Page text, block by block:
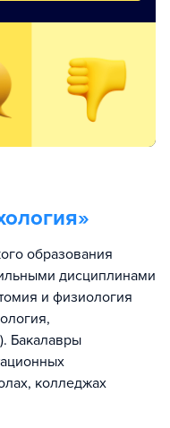
»
образования
дисциплинами
и физиология
Бакалавры
колледжах